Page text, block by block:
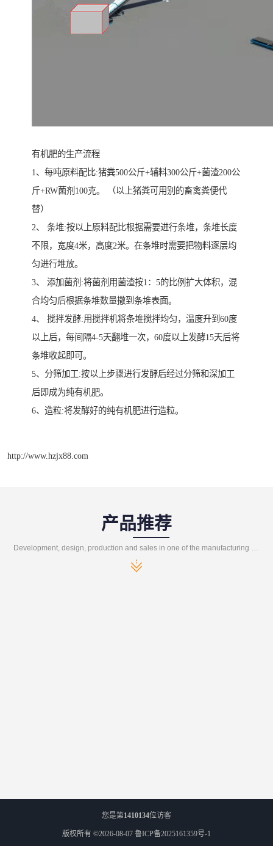
有机肥的生产流程
1、每吨原料配比:猪粪500公斤+辅料300公斤+菌渣200公
斤+RW菌剂100克。 （以上猪粪可用别的畜禽粪便代
替）
2、 条堆:按以上原料配比根据需要进行条堆，条堆长度
不限，宽度4米，高度2米。在条堆时需要把物料逐层均
匀进行堆放。
3、 添加菌剂:将菌剂用菌渣按1：5的比例扩大体积，混
合均匀后根据条堆数量撒到条堆表面。
4、 搅拌发酵:用搅拌机将条堆搅拌均匀，温度升到60度
以上后，每间隔4-5天翻堆一次，60度以上发酵15天后将
条堆收起即可。
5、分筛加工:按以上步骤进行发酵后经过分筛和深加工
后即成为纯有机肥。
6、造粒:将发酵好的纯有机肥进行造粒。
http://www.hzjx88.com
产品推荐
Development, design, production and sales in one of the manufacturing enterprises
您是第1410134位访客
版权所有 ©2026-08-07 鲁ICP备2025161359号-1